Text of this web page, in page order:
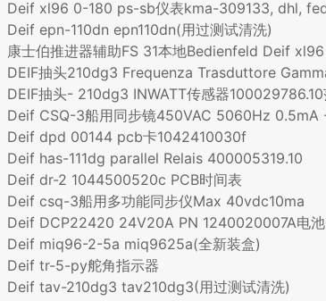
Deif xl96 0-180 ps-sb仪表kma-309133, dhl,
Deif epn-110dn epn110dn(用过测试清洗)
康士伯推进器辅助FS 31本地Bedienfeld Deif
DEIF抽头210dg3 Frequenza Trasduttore
DEIF抽头- 210dg3 INWATT传感器
Deif CSQ-3船用同步镜450VAC 5060Hz 0.5mA
Deif dpd 00144 pcb卡1042410030f
Deif has-111dg parallel Relais 400005319.10
Deif dr-2 1044500520c PCB时间表
Deif csq-3船用多功能同步仪Max 40vdc10ma
Deif DCP22420 24V20A PN 1240020007A电
Deif miq96-2-5a miq9625a(全新装盒)
Deif tr-5-py舵角指示器
Deif tav-210dg3 tav210dg3(用过测试清洗)